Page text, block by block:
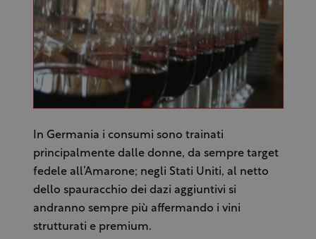
In Germania i consumi sono trainati
principalmente dalle donne, da sempre target
fedele all’Amarone; negli Stati Uniti, al netto
dello spauracchio dei dazi aggiuntivi si
andranno sempre più affermando i vini
strutturati e premium.